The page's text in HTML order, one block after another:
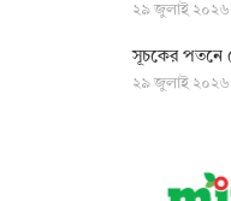
২৯ জুলাই
সূচকের পতনে
২৯ জুলাই